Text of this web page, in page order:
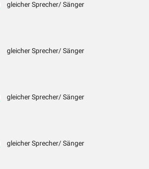
gleicher Sprecher/ Sänger
gleicher Sprecher/ Sänger
gleicher Sprecher/ Sänger
gleicher Sprecher/ Sänger